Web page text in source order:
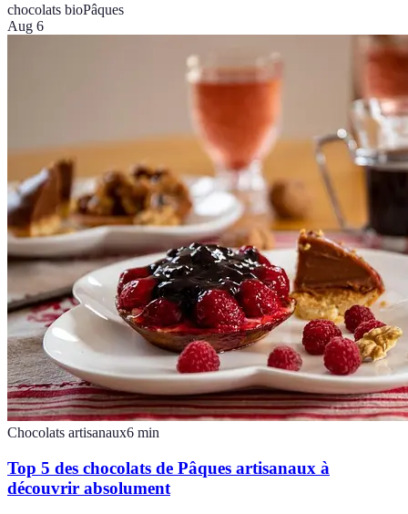
chocolats bioPâques
Aug 6
Chocolats artisanaux6 min
Top 5 des chocolats de Pâques artisanaux à
découvrir absolument